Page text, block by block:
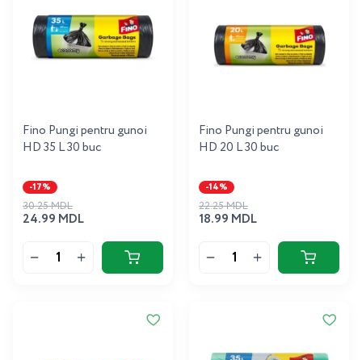
Fino Pungi pentru gunoi
HD 35 L 30 buc
-17%
24.99 MDL
30.25 MDL
Fino Pungi pentru gunoi
HD 20 L 30 buc
-14%
18.99 MDL
22.25 MDL